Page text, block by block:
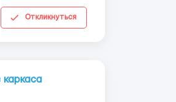
Откликнуться